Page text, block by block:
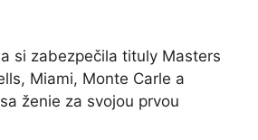
si zabezpečila tituly Masters
Miami, Monte Carle a
ženie za svojou prvou